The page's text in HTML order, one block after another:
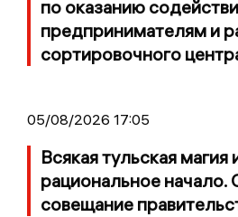
по оказанию
предпринимателям и
сортировочного
05/08/2026 17:05
Всякая тульская магия
рациональное начало.
совещание